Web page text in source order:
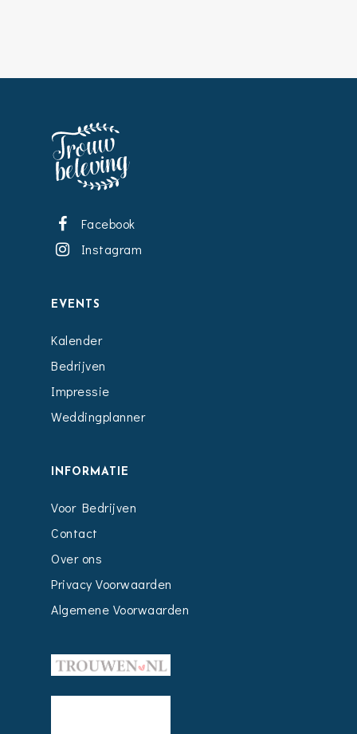
Facebook
Instagram
EVENTS
Kalender
Bedrijven
Impressie
Weddingplanner
INFORMATIE
Voor Bedrijven
Contact
Over ons
Privacy Voorwaarden
Algemene Voorwaarden